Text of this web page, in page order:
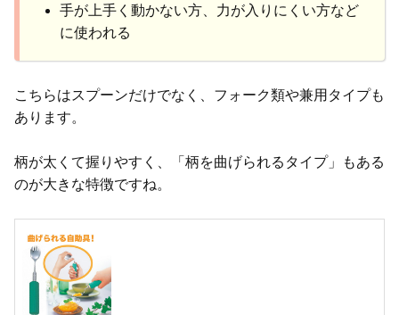
手が上手く動かない方、力が入りにくい方など
に使われる
こちらはスプーンだけでなく、フォーク類や兼用タイプも
あります。
柄が太くて握りやすく、「柄を曲げられるタイプ」もある
のが大きな特徴ですね。